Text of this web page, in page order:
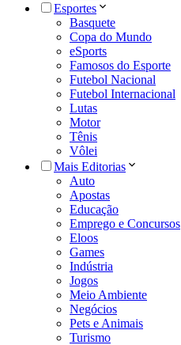
Esportes
Basquete
Copa do Mundo
eSports
Famosos do Esporte
Futebol Nacional
Futebol Internacional
Lutas
Motor
Tênis
Vôlei
Mais Editorias
Auto
Apostas
Educação
Emprego e Concursos
Eloos
Games
Indústria
Jogos
Meio Ambiente
Negócios
Pets e Animais
Turismo